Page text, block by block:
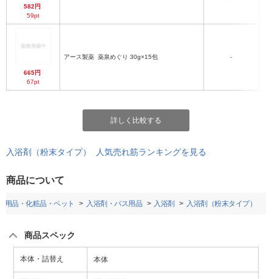
582円
59pt
665円
67pt
アース製薬 薬泉めぐり 30g×15包 -
詳しく比較する
入浴剤（粉末タイプ） 人気売れ筋ランキングを見る
商品について
用品・化粧品・ペット 入浴剤・バス用品 入浴剤 入浴剤（粉末タイプ）
商品スペック
本体・詰替え 本体